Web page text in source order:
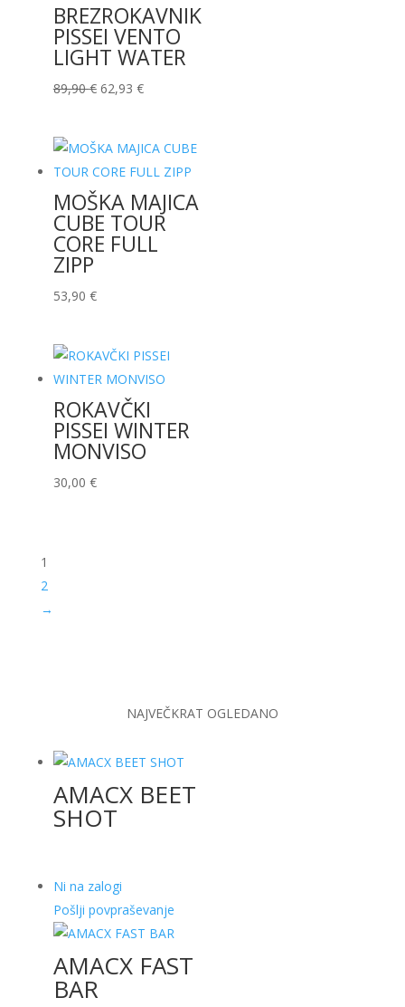
BREZROKAVNIK
PISSEI VENTO
LIGHT WATER
89,90€ Izvirna
bila:
89,90 €.
62,93 €Trenutna
62,93 €.
MOŠKA MAJICA
CUBE TOUR
CORE FULL
ZIPP
53,90 €
ROKAVČKI
PISSEI WINTER
MONVISO
30,00 €
1
2
→
NAJVEČKRAT OGLEDANO
AMACX BEET
SHOT
Ni na zalogi
Pošlji povpraševanje
AMACX FAST
BAR